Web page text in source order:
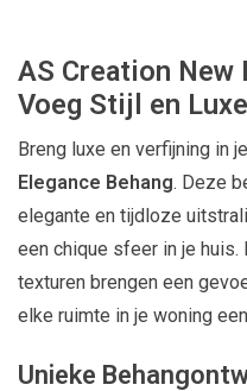
AS Creation New
Voeg Stijl en
Breng luxe en verfijning in
Elegance Behang. Deze
elegante en tijdloze
een chique sfeer in je huis.
texturen brengen een
elke ruimte in je woning
Unieke